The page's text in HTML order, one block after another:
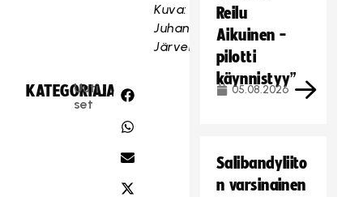
Kuva:
Juhani
Järvenpää
KATEGORIA:
Uuti
set
JAA:
Reilu
Aikuinen -
pilotti
käynnistyy”
05.08.2026
Salibandyliito
n varsinainen